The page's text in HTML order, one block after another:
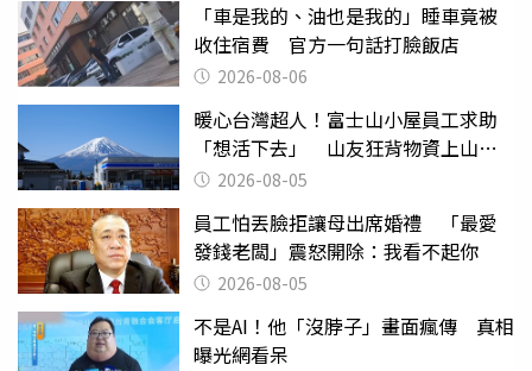
「車是我的、油也是我的」睡車竟被
收住宿費 官方一句話打臉飯店
2026-08-06
暖心台灣超人！富士山小屋員工求助
「想活下去」 山友狂背物資上山：
台灣真的是寶島
2026-08-05
員工怕丟臉拒讓母出席婚禮 「最愛
發錢老闆」震怒開除：我看不起你
2026-08-05
不是AI！他「沒脖子」畫面瘋傳 真相
曝光網看呆